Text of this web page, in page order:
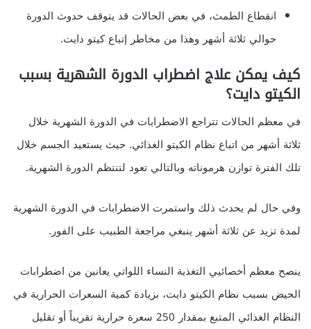
انقطاع الطمث، في بعض الحالات قد يتوقف حدوث الدورة
حوالي ثلاثة أشهر وهذا من مخاطر إتباع كيتو دايت.
كيف يمكن علاج اضطراب الدورة الشهرية بسبب
الكيتو دايت؟
في معظم الحالات تتراجع الاضطرابات في الدورة الشهرية خلال
ثلاثة أشهر من اتباع نظام الكيتو الغذائي. حيث يستعيد الجسم خلال
تلك الفترة توازن هرموناته وبالتالي تعود لتنتظم الدورة الشهرية.
وفي حال لم يحدث ذلك واستمرت الاضطرابات في الدورة الشهرية
لمدة تزيد عن ثلاثة أشهر ينبغي مراجعة الطبيب على الفور.
ينصح معظم أخصائيي التغذية النساء اللواتي يعانين من اضطرابات
الحيض بسبب نظام الكيتو دايت، بزيادة كمية السعرات الحرارية في
النظام الغذائي المتبع بمقدار 250 سعرة حرارية تقريباً أو تقليل